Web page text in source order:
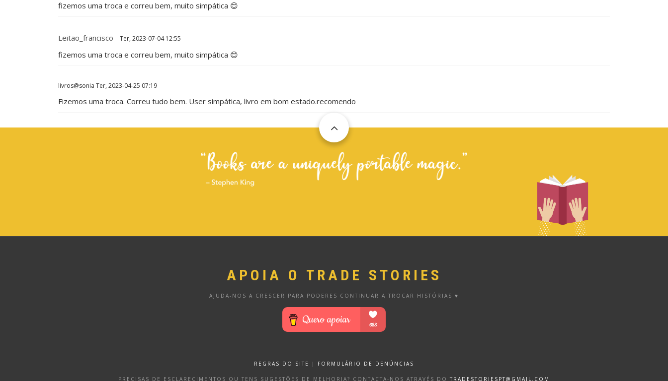
fizemos uma troca e correu bem, muito simpática 😊
Leitao_francisco Ter, 2023-07-04 12:55
fizemos uma troca e correu bem, muito simpática 😊
livros@sonia Ter, 2023-04-25 07:19
Fizemos uma troca. Correu tudo bem. User simpática, livro em bom estado.recomendo
APOIA O TRADE STORIES
AJUDA-NOS A CRESCER PARA PODERES CONTINUAR A TROCAR HISTÓRIAS ♥
REGRAS DO SITE | FORMULÁRIO DE DENÚNCIAS
PRECISAS DE ESCLARECIMENTOS OU TENS SUGESTÕES DE MELHORIA? CONTACTA-NOS ATRAVÉS DO TRADESTORIESPT@GMAIL.COM